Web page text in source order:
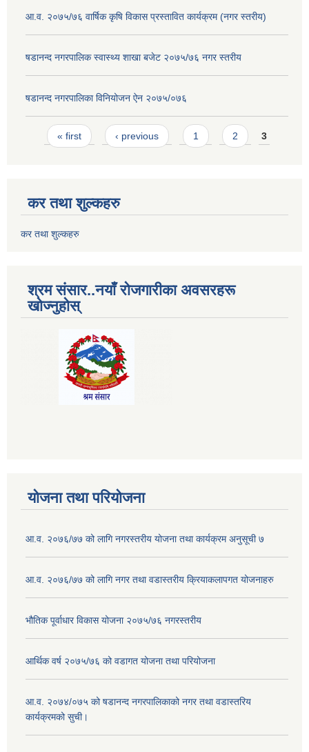
आ.व. २०७५/७६ वार्षिक कृषि विकास प्रस्तावित कार्यक्रम (नगर स्तरीय)
षडानन्द नगरपालिक स्वास्थ्य शाखा बजेट २०७५/७६ नगर स्तरीय
षडानन्द नगरपालिका विनियोजन ‌‌ऐन २०७५/०७६
Pages
« first ‹ previous 1 2 3
कर तथा शुल्कहरु
कर तथा शुल्कहरु
श्रम संसार..नयाँ रोजगारीका अवसरहरू
खोज्नुहोस्
योजना तथा परियोजना
आ.व. २०७६/७७ को लागि नगरस्तरीय योजना तथा कार्यक्रम अनुसूची ७
आ.व. २०७६/७७ को लागि नगर तथा वडास्तरीय क्रियाकलापगत योजनाहरु
भौतिक पूर्वाधार विकास योजना २०७५/७६ नगरस्तरीय
आर्थिक वर्ष २०७५/७६ को वडागत योजना तथा परियोजना
आ.व. २०७४/०७५ को षडानन्द नगरपालिकाको नगर तथा वडास्तरिय
कार्यक्रमको सुची।